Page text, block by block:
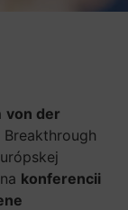
von der
na konferencii